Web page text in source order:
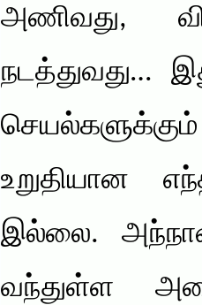
அணிவது,
நடத்துவது…
உறுதியான
இல்லை.
வந்துள்ள